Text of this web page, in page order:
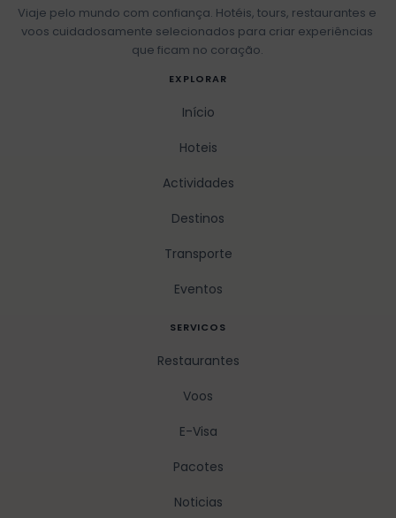
Viaje pelo mundo com confiança. Hotéis, tours, restaurantes e
voos cuidadosamente selecionados para criar experiências
que ficam no coração.
EXPLORAR
Início
Hoteis
Actividades
Destinos
Transporte
Eventos
SERVICOS
Restaurantes
Voos
E-Visa
Pacotes
Noticias